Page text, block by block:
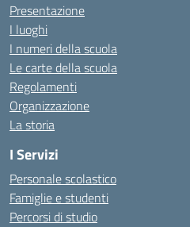
Presentazione
I luoghi
I numeri della scuola
Le carte della scuola
Regolamenti
Organizzazione
La storia
I Servizi
Personale scolastico
Famiglie e studenti
Percorsi di studio